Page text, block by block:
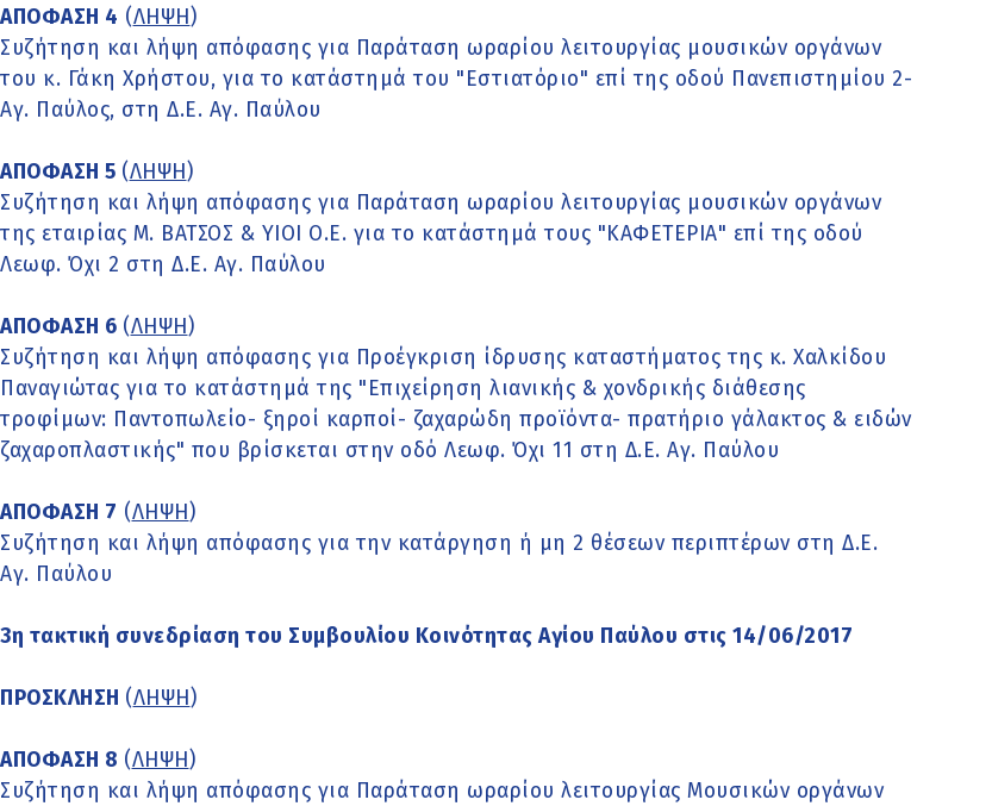
ΑΠΟΦΑΣΗ 4 (ΛΗΨΗ)
Συζήτηση και λήψη απόφασης για Παράταση ωραρίου λειτουργίας μουσικών οργάνων
του κ. Γάκη Χρήστου, για το κατάστημά του "Εστιατόριο" επί της οδού Πανεπιστημίου 2-
Αγ. Παύλος, στη Δ.Ε. Αγ. Παύλου
ΑΠΟΦΑΣΗ 5 (ΛΗΨΗ)
Συζήτηση και λήψη απόφασης για Παράταση ωραρίου λειτουργίας μουσικών οργάνων
της εταιρίας Μ. ΒΑΤΣΟΣ & ΥΙΟΙ Ο.Ε. για το κατάστημά τους "ΚΑΦΕΤΕΡΙΑ" επί της οδού
Λεωφ. Όχι 2 στη Δ.Ε. Αγ. Παύλου
ΑΠΟΦΑΣΗ 6 (ΛΗΨΗ)
Συζήτηση και λήψη απόφασης για Προέγκριση ίδρυσης καταστήματος της κ. Χαλκίδου
Παναγιώτας για το κατάστημά της "Επιχείρηση λιανικής & χονδρικής διάθεσης
τροφίμων: Παντοπωλείο- ξηροί καρποί- ζαχαρώδη προϊόντα- πρατήριο γάλακτος & ειδών
ζαχαροπλαστικής" που βρίσκεται στην οδό Λεωφ. Όχι 11 στη Δ.Ε. Αγ. Παύλου
ΑΠΟΦΑΣΗ 7 (ΛΗΨΗ)
Συζήτηση και λήψη απόφασης για την κατάργηση ή μη 2 θέσεων περιπτέρων στη Δ.Ε.
Αγ. Παύλου
3η τακτική συνεδρίαση του Συμβουλίου Κοινότητας Αγίου Παύλου στις 14/06/2017
ΠΡΟΣΚΛΗΣΗ (ΛΗΨΗ)
ΑΠΟΦΑΣΗ 8 (ΛΗΨΗ)
Συζήτηση και λήψη απόφασης για Παράταση ωραρίου λειτουργίας Μουσικών οργάνων